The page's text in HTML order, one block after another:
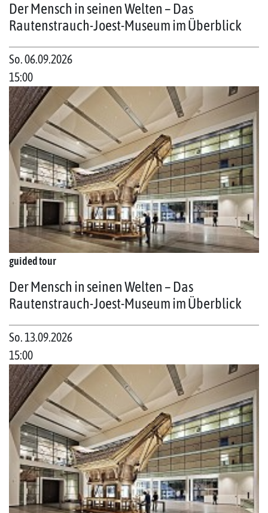
Der Mensch in seinen Welten – Das
Rautenstrauch-Joest-Museum im Überblick
So. 06.09.2026
15:00
guided tour
Der Mensch in seinen Welten – Das
Rautenstrauch-Joest-Museum im Überblick
So. 13.09.2026
15:00